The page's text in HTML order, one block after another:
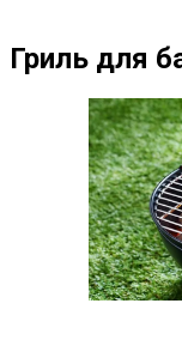
Гриль для